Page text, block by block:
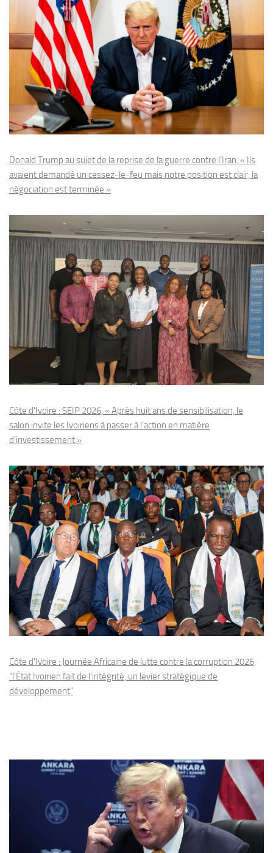
Donald Trump au sujet de la reprise de la guerre contre l’Iran, « Ils
avaient demandé un cessez-le-feu mais notre position est clair, la
négociation est terminée »
Côte d’Ivoire : SEIP 2026, « Après huit ans de sensibilisation, le
salon invite les Ivoiriens à passer à l’action en matière
d’investissement »
Côte d'Ivoire : Journée Africaine de lutte contre la corruption 2026,
"l'État Ivoirien fait de l'intégrité, un levier stratégique de
développement"